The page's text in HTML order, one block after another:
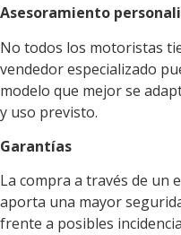
Asesoramiento
No todos los motoristas
vendedor especializado
modelo que mejor se
y uso previsto.
Garantías
La compra a través de un
aporta una mayor
frente a posibles